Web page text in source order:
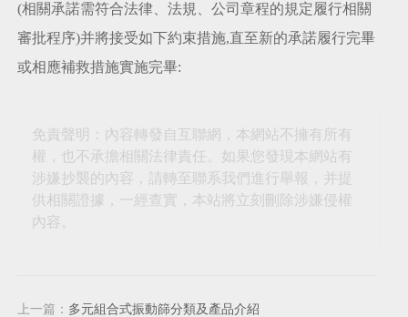
(相關承諾需符合法律、法規、公司章程的規定履行相關
審批程序)并將接受如下約束措施,直至新的承諾履行完畢
或相應補救措施實施完畢:
免責聲明：內容轉發自互聯網，本網站不擁有所有
權，也不承擔相關法律責任。如果您發現本網站有
涉嫌抄襲的內容，請轉至聯系我們進行舉報，并提
供相關證據，一經查實，本站將立刻刪除涉嫌侵權
內容。
上一篇： 多元組合式振動篩分類及產品介紹